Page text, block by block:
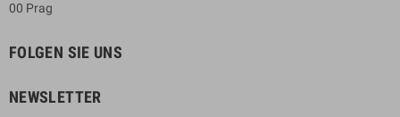
00 Prag
FOLGEN SIE UNS
NEWSLETTER